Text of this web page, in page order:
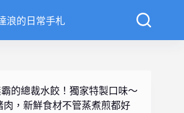
浪的日常手札
霸的總裁水餃！獨家特製口味～
肉，新鮮食材不管蒸煮煎都好